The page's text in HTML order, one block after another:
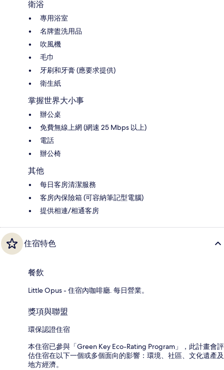
衛浴
專用浴室
名牌盥洗用品
吹風機
毛巾
牙刷和牙膏 (應要求提供)
衛生紙
掌握世界大小事
辦公桌
免費無線上網 (網速 25 Mbps 以上)
電話
辦公椅
其他
每日客房清潔服務
客房內保險箱 (可容納筆記型電腦)
提供相連/相通客房
住宿特色
餐飲
Little Opus - 住宿內咖啡廳. 每日營業。
獎項與聯盟
環保認證住宿
本住宿已參與「Green Key Eco-Rating Program」，此計畫會評
估住宿在以下一個或多個面向的影響：環境、社區、文化遺產及
地方經濟。